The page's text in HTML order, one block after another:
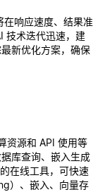
在响应速度、结果准
技术迭代迅速，建
新优化方案，确保
资源和 API 使用等
库查询、嵌入生成
在线工具，可快速
）、嵌入、向量存